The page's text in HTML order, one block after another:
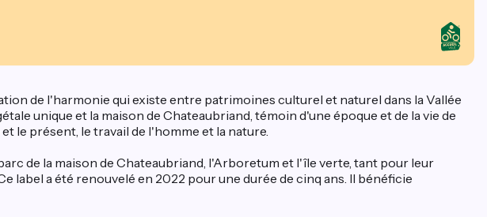
de l'harmonie qui existe entre patrimoines culturel et naturel dans la Vallée
unique et la maison de Chateaubriand, témoin d'une époque et de la vie de
le présent, le travail de l'homme et la nature.
de la maison de Chateaubriand, l'Arboretum et l'île verte, tant pour leur
label a été renouvelé en 2022 pour une durée de cinq ans. Il bénéficie